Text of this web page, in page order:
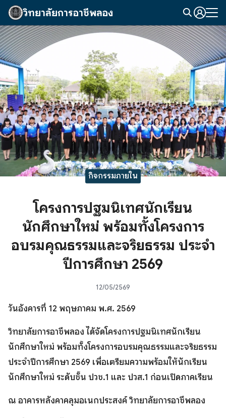
Skip
content
วิทยาลัยการอาชีพลอง
Search
for:
กิจกรรมภายใน
โครงการปฐมนิเทศนักเรียน
นักศึกษาใหม่ พร้อมทั้งโครงการ
อบรมคุณธรรมและจริยธรรม ประจำ
ปีการศึกษา 2569
12/05/2569
วันอังคารที่ 12 พฤษภาคม พ.ศ. 2569
วิทยาลัยการอาชีพลอง ได้จัดโครงการปฐมนิเทศนักเรียน
นักศึกษาใหม่ พร้อมทั้งโครงการอบรมคุณธรรมและจริยธรรม
ประจำปีการศึกษา 2569 เพื่อเตรียมความพร้อมให้นักเรียน
นักศึกษาใหม่ ระดับชั้น ปวช.1 และ ปวส.1 ก่อนเปิดภาคเรียน
ณ อาคารหลังคาคลุมอเนกประสงค์ วิทยาลัยการอาชีพลอง